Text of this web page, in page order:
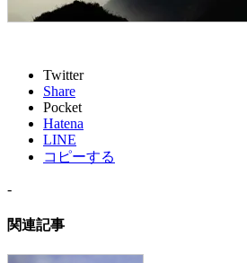
Twitter
Share
Pocket
Hatena
LINE
コピーする
-
関連記事